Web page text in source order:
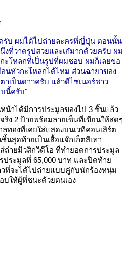
รับ ผมได้ไปถ่ายละครที่ญี่ปุ่น ตอนนั้น
ที่วาดรูปสวยและเก๋มากด้วยครับ ผม
ะโหลกที่เป็นรูปที่ผมชอบ ผมก็เลยขอ
นหัวกะโหลกได้ไหม ส่วนฉายาของ
าเป็นดาวครับ แล้วดีไซเนอร์ชาว
นี้ครับ"
น้าได้มีการประมูลของไป 3 ชิ้นแล้ว
ง 2 ป้ายพร้อมลายเซ็นที่เขียนให้สดๆ
ทองที่เคยใส่แสดงบนเวทีคอนเสิร์ต
นสุดท้ายเป็นเสื้อแจ๊กเก็ตสีเทา
ถ่ายมิวสิกวิดีโอ ที่ทำยอดการประมูล
ประมูลที่ 65,000 บาท และปิดท้าย
วที่จะได้ไปถ่ายแบบคู่กับนักร้องหนุ่ม
บให้ผู้ที่ชนะด้วยตนเอง